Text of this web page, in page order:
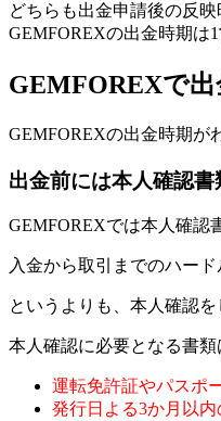
どちらも出金申請後の反
GEMFOREXの出金時期は
GEMFOREXで
GEMFOREXの出金時期が
出金前には本人確認
GEMFOREXでは本人確認
入金から取引までのハー
というよりも、本人確認
本人確認に必要となる書類
運転免許証やパスポ
発行日よる3か月以